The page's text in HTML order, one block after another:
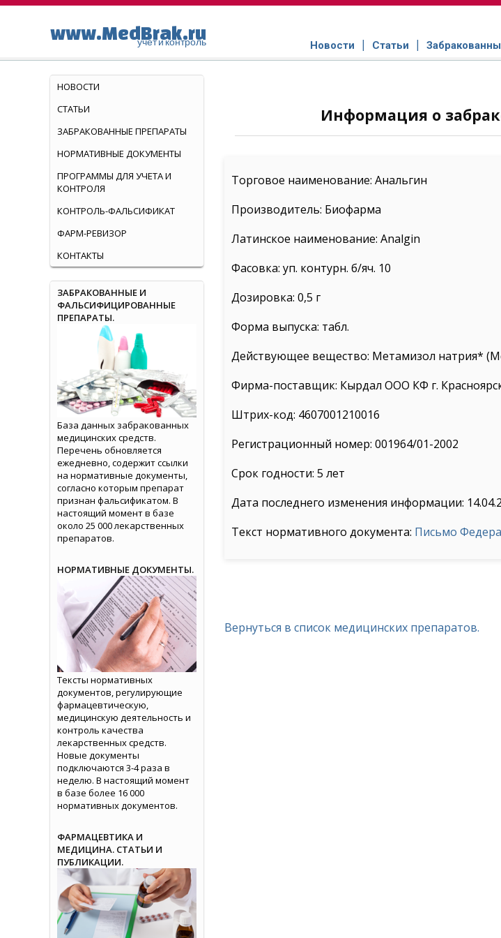
www.MedBrak.ru
учет и контроль Новости Статьи
Информация о
Торговое наименование: Анальгин
Производитель: Биофарма
Латинское наименование: Analgin
Фасовка: уп. контурн. б/яч. 10
Дозировка: 0,5 г
Форма выпуска: табл.
Действующее вещество: Метамизол натрия*
Фирма-поставщик: Кырдал ООО КФ г.
Штрих-код: 4607001210016
Регистрационный номер: 001964/01-2002
Срок годности: 5 лет
Дата последнего изменения информации:
Текст нормативного документа: Письмо
Вернуться в список медицинских препаратов.
НОВОСТИ
СТАТЬИ
ЗАБРАКОВАННЫЕ ПРЕПАРАТЫ
НОРМАТИВНЫЕ ДОКУМЕНТЫ
ПРОГРАММЫ ДЛЯ УЧЕТА И
КОНТРОЛЯ
КОНТРОЛЬ-ФАЛЬСИФИКАТ
ФАРМ-РЕВИЗОР
КОНТАКТЫ
ЗАБРАКОВАННЫЕ И
ФАЛЬСИФИЦИРОВАННЫЕ
ПРЕПАРАТЫ.
База данных забракованных
медицинских средств.
Перечень обновляется
ежедневно, содержит ссылки
на нормативные документы,
согласно которым препарат
признан фальсификатом. В
настоящий момент в базе
около 25 000 лекарственных
препаратов.
НОРМАТИВНЫЕ ДОКУМЕНТЫ.
Тексты нормативных
документов, регулирующие
фармацевтическую,
медицинскую деятельность и
контроль качества
лекарственных средств.
Новые документы
подключаются 3-4 раза в
неделю. В настоящий момент
в базе более 16 000
нормативных документов.
ФАРМАЦЕВТИКА И
МЕДИЦИНА. СТАТЬИ И
ПУБЛИКАЦИИ.